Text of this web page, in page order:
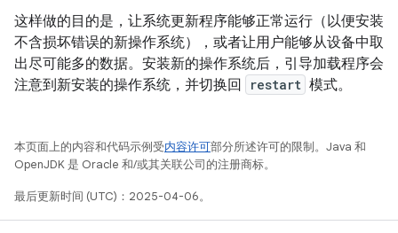
这样做的目的是，让系统更新程序能够正常运行（以便安装
不含损坏错误的新操作系统），或者让用户能够从设备中取
出尽可能多的数据。安装新的操作系统后，引导加载程序会
注意到新安装的操作系统，并切换回
restart 模式。
本页面上的内容和代码示例受内容许可部分所述许可的限制。Java 和
OpenJDK 是 Oracle 和/或其关联公司的注册商标。
最后更新时间 (UTC)：2025-04-06。